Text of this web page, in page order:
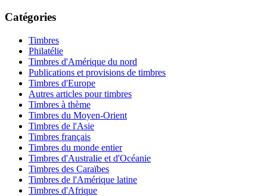
Catégories
Timbres
Philatélie
Timbres d'Amérique du nord
Publications et provisions de timbres
Timbres d'Europe
Autres articles pour timbres
Timbres à thème
Timbres du Moyen-Orient
Timbres de l'Asie
Timbres français
Timbres du monde entier
Timbres d'Australie et d'Océanie
Timbres des Caraïbes
Timbres de l'Amérique latine
Timbres d'Afrique